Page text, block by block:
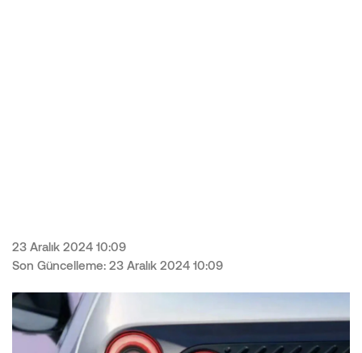
23 Aralık 2024 10:09
Son Güncelleme: 23 Aralık 2024 10:09